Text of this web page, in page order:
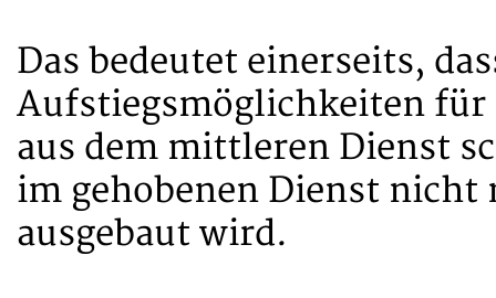
Das bedeutet einerseits,
Aufstiegsmöglichkeiten für
aus dem mittleren Dienst
im gehobenen Dienst nicht
ausgebaut wird.